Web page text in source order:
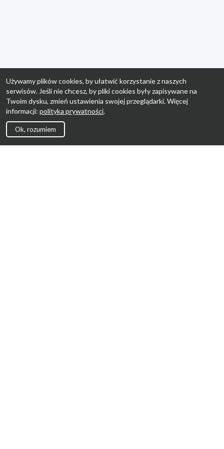
Używamy plików cookies, by ułatwić korzystanie z naszych
serwisów. Jeśli nie chcesz, by pliki cookies były zapisywane na
Twoim dysku, zmień ustawienia swojej przeglądarki. Więcej
informacji: polityka prywatności.
Ok, rozumiem